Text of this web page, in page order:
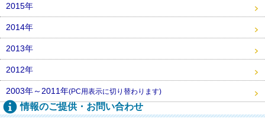
2015年
2014年
2013年
2012年
2003年～2011年(PC用表示に切り替わります)
情報のご提供・お問い合わせ